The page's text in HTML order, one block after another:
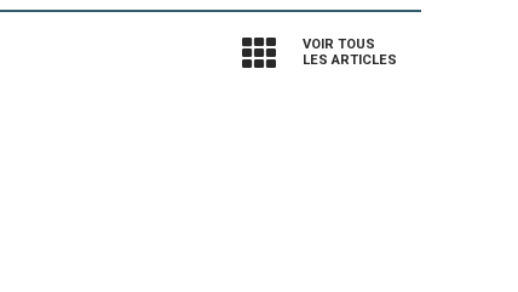
VOIR TOUS
LES ARTICLES